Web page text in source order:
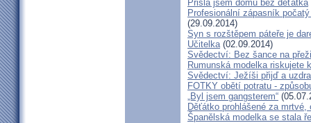
Přišla jsem domů bez děťátka
Profesionální zápasník
(29.09.2014)
Syn s rozštěpem páteře je
Učitelka(02.09.2014)
Svědectví: Bez šance na
Rumunská modelka riskujete
Svědectví: Ježíši přijď a
FOTKY obětí potratu -
„Byl jsem gangsterem“
Děťátko prohlášené za
Španělská modelka se stala